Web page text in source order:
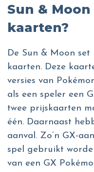
Sun &
kaarten?
De Sun & Moon
kaarten. Deze
versies van
als een speler een
twee prijskaarten
één. Daarnaast
aanval. Zo’n GX-
spel gebruikt
van een GX